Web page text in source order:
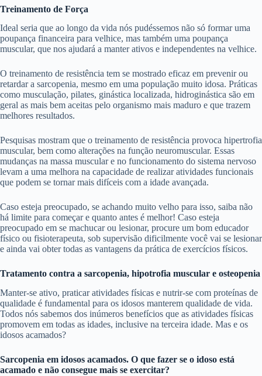
Treinamento de Força
Ideal seria que ao longo da vida nós pudéssemos não só formar uma
poupança financeira para velhice, mas também uma poupança
muscular, que nos ajudará a manter ativos e independentes na velhice.
O treinamento de resistência tem se mostrado eficaz em prevenir ou
retardar a sarcopenia, mesmo em uma população muito idosa. Práticas
como musculação, pilates, ginástica localizada, hidroginástica são em
geral as mais bem aceitas pelo organismo mais maduro e que trazem
melhores resultados.
Pesquisas mostram que o treinamento de resistência provoca hipertrofia
muscular, bem como alterações na função neuromuscular. Essas
mudanças na massa muscular e no funcionamento do sistema nervoso
levam a uma melhora na capacidade de realizar atividades funcionais
que podem se tornar mais difíceis com a idade avançada.
Caso esteja preocupado, se achando muito velho para isso, saiba não
há limite para começar e quanto antes é melhor! Caso esteja
preocupado em se machucar ou lesionar, procure um bom educador
físico ou fisioterapeuta, sob supervisão dificilmente você vai se lesionar
e ainda vai obter todas as vantagens da prática de exercícios físicos.
Tratamento contra a sarcopenia, hipotrofia muscular e osteopenia
Manter-se ativo, praticar atividades físicas e nutrir-se com proteínas de
qualidade é fundamental para os idosos manterem qualidade de vida.
Todos nós sabemos dos inúmeros benefícios que as atividades físicas
promovem em todas as idades, inclusive na terceira idade. Mas e os
idosos acamados?
Sarcopenia em idosos acamados. O que fazer se o idoso está
acamado e não consegue mais se exercitar?